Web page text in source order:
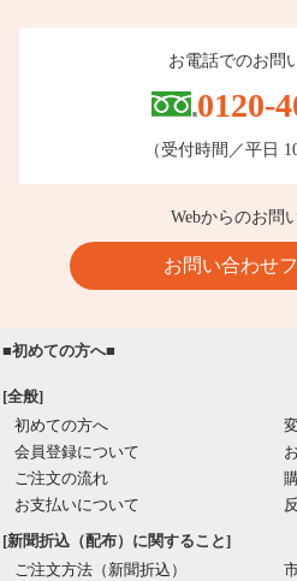
お電話でのお問
0120-
（受付時間／平日
Webからのお問
お問い合わせ
■初めての方へ■
[全般]
初めての方へ
会員登録について
ご注文の流れ
お支払いについて
[新聞折込（配布）に関すること]
ご注文方法（新聞折込）